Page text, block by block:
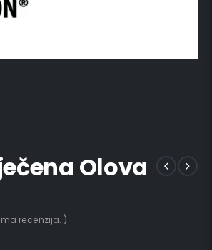
Olova
recenzija. )